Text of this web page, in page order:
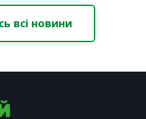
всі новини